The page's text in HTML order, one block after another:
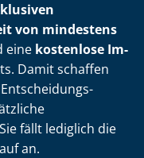
von mindestens
eine kostenlose Im­
Damit schaffen
fällt lediglich die
an.